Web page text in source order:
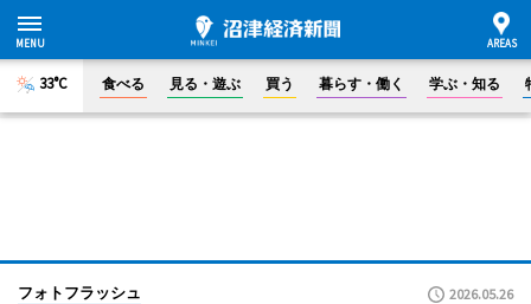
33°C 食べる 見る・遊ぶ 買う 暮らす・働く 学ぶ・知る
フォトフラッシュ 2026.05.26